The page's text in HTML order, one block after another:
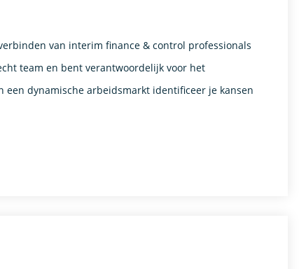
van interim finance & control professionals
team en bent verantwoordelijk voor het
dynamische arbeidsmarkt identificeer je kansen